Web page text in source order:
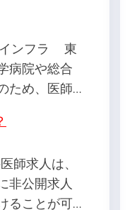
インフラ 東
病院や総合
ため、医師…
師求人は、
非公開求人
ることが可…